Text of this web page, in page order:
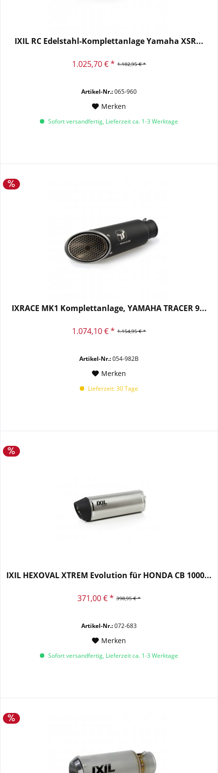
IXIL RC Edelstahl-Komplettanlage Yamaha XSR...
1.102,95 € *
1.025,70 € *
Artikel-Nr.:065-960
Merken
Sofort versandfertig, Lieferzeit ca. 1-3 Werktage
IXRACE MK1 Komplettanlage, YAMAHA TRACER 9...
1.154,95 € *
1.074,10 € *
Artikel-Nr.:054-982B
Merken
Lieferzeit: 30 Tage
IXIL HEXOVAL XTREM Evolution für HONDA CB 1000...
398,95 € *
371,00 € *
Artikel-Nr.:072-683
Merken
Sofort versandfertig, Lieferzeit ca. 1-3 Werktage